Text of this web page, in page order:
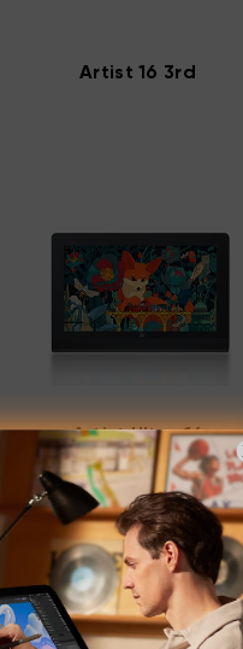
Artist 16 3rd
Artist Ultra 16